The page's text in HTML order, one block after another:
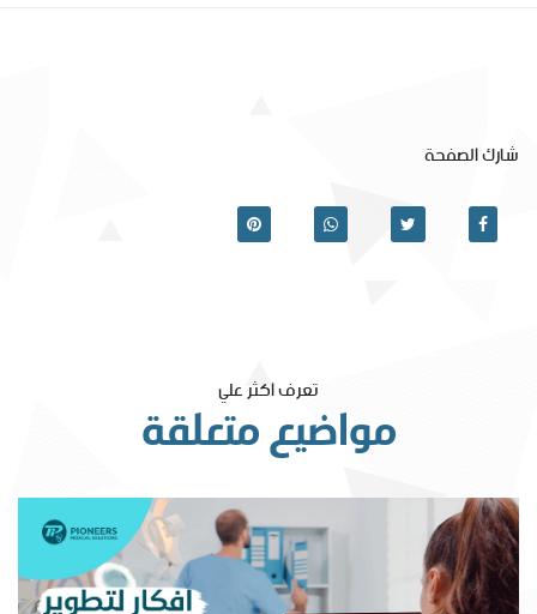
شارك الصفحة
تعرف اكثر علي
مواضيع متعلقة